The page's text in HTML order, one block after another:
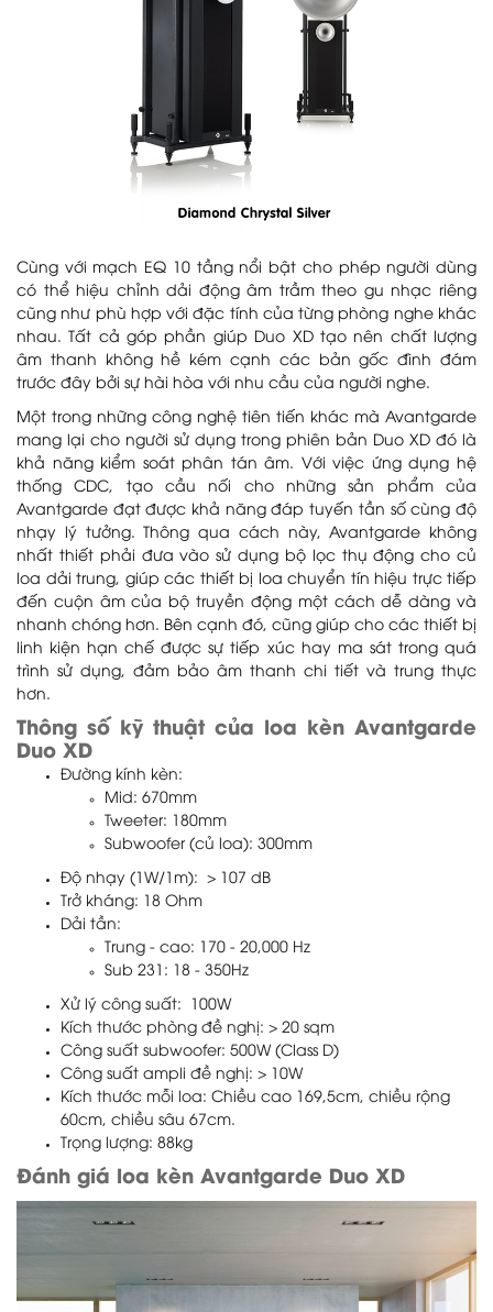
Cùng với mạch EQ 10 tầng nổi bật cho phép người dùng
có thể hiệu chỉnh dải động âm trầm theo gu nhạc riêng
cũng như phù hợp với đặc tính của từng phòng nghe khác
nhau. Tất cả góp phần giúp Duo XD tạo nên chất lượng
âm thanh không hề kém cạnh các bản gốc đình đám
trước đây bởi sự hài hòa với nhu cầu của người nghe.
Một trong những công nghệ tiên tiến khác mà Avantgarde
mang lại cho người sử dụng trong phiên bản Duo XD đó là
khả năng kiểm soát phân tán âm. Với việc ứng dụng hệ
thống CDC, tạo cầu nối cho những sản phẩm của
Avantgarde đạt được khả năng đáp tuyến tần số cùng độ
nhạy lý tưởng. Thông qua cách này, Avantgarde không
nhất thiết phải đưa vào sử dụng bộ lọc thụ động cho củ
loa dải trung, giúp các thiết bị loa chuyển tín hiệu trực tiếp
đến cuộn âm của bộ truyền động một cách dễ dàng và
nhanh chóng hơn. Bên cạnh đó, cũng giúp cho các thiết bị
linh kiện hạn chế được sự tiếp xúc hay ma sát trong quá
trình sử dụng, đảm bảo âm thanh chi tiết và trung thực
hơn.
Thông số kỹ thuật của loa kèn Avantgarde
Duo XD
Đường kính kèn:
Mid: 670mm
Tweeter: 180mm
Subwoofer (củ loa): 300mm
Độ nhạy (1W/1m): > 107 dB
Trở kháng: 18 Ohm
Dải tần:
Trung - cao: 170 - 20,000 Hz
Sub 231: 18 - 350Hz
Xử lý công suất: 100W
Kích thước phòng đề nghị: > 20 sqm
Công suất subwoofer: 500W (Class D)
Công suất ampli đề nghị: > 10W
Kích thước mỗi loa: Chiều cao 169,5cm, chiều rộng
60cm, chiều sâu 67cm.
Trọng lượng: 88kg
Đánh giá loa kèn Avantgarde Duo XD